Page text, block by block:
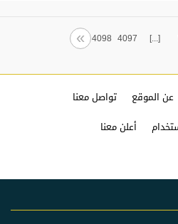
[...]
4097
4098
»
Next
عن الموقع
تواصل معنا
أعلن معنا